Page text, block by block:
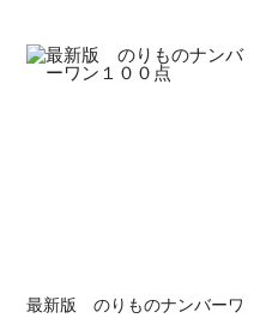
最新版 のりものナンバーワ